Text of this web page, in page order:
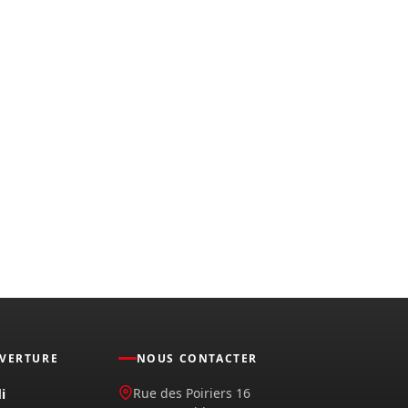
NOUS CONTACTER
Rue des Poiriers 16